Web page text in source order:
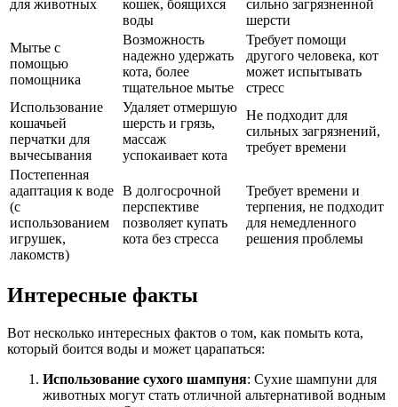
для животных
кошек, боящихся
воды
сильно загрязненной
шерсти
Мытье с
помощью
помощника
Возможность
надежно удержать
кота, более
тщательное мытье
Требует помощи
другого человека, кот
может испытывать
стресс
Использование
кошачьей
перчатки для
вычесывания
Удаляет отмершую
шерсть и грязь,
массаж
успокаивает кота
Не подходит для
сильных загрязнений,
требует времени
Постепенная
адаптация к воде
(с
использованием
игрушек,
лакомств)
В долгосрочной
перспективе
позволяет купать
кота без стресса
Требует времени и
терпения, не подходит
для немедленного
решения проблемы
Интересные факты
Вот несколько интересных фактов о том, как помыть кота,
который боится воды и может царапаться:
Использование сухого шампуня: Сухие шампуни для
животных могут стать отличной альтернативой водным